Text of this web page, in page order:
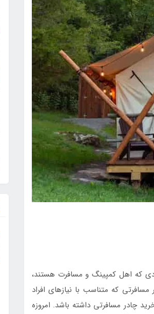
که اهل کمپینگ و مسافرت هستند،
که متناسب با نیازهای افراد
چادر مسافرتی داشته باشد. امروزه